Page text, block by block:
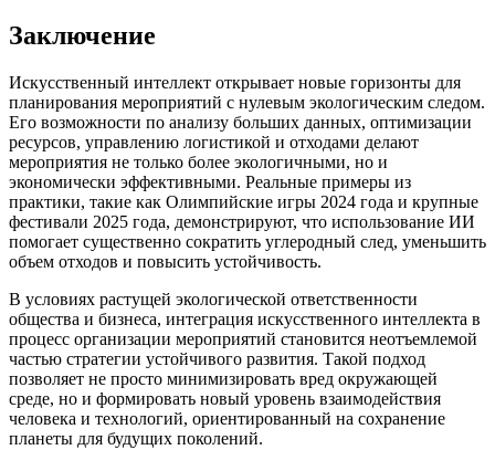
Заключение
Искусственный интеллект открывает новые горизонты для
планирования мероприятий с нулевым экологическим следом.
Его возможности по анализу больших данных, оптимизации
ресурсов, управлению логистикой и отходами делают
мероприятия не только более экологичными, но и
экономически эффективными. Реальные примеры из
практики, такие как Олимпийские игры 2024 года и крупные
фестивали 2025 года, демонстрируют, что использование ИИ
помогает существенно сократить углеродный след, уменьшить
объем отходов и повысить устойчивость.
В условиях растущей экологической ответственности
общества и бизнеса, интеграция искусственного интеллекта в
процесс организации мероприятий становится неотъемлемой
частью стратегии устойчивого развития. Такой подход
позволяет не просто минимизировать вред окружающей
среде, но и формировать новый уровень взаимодействия
человека и технологий, ориентированный на сохранение
планеты для будущих поколений.